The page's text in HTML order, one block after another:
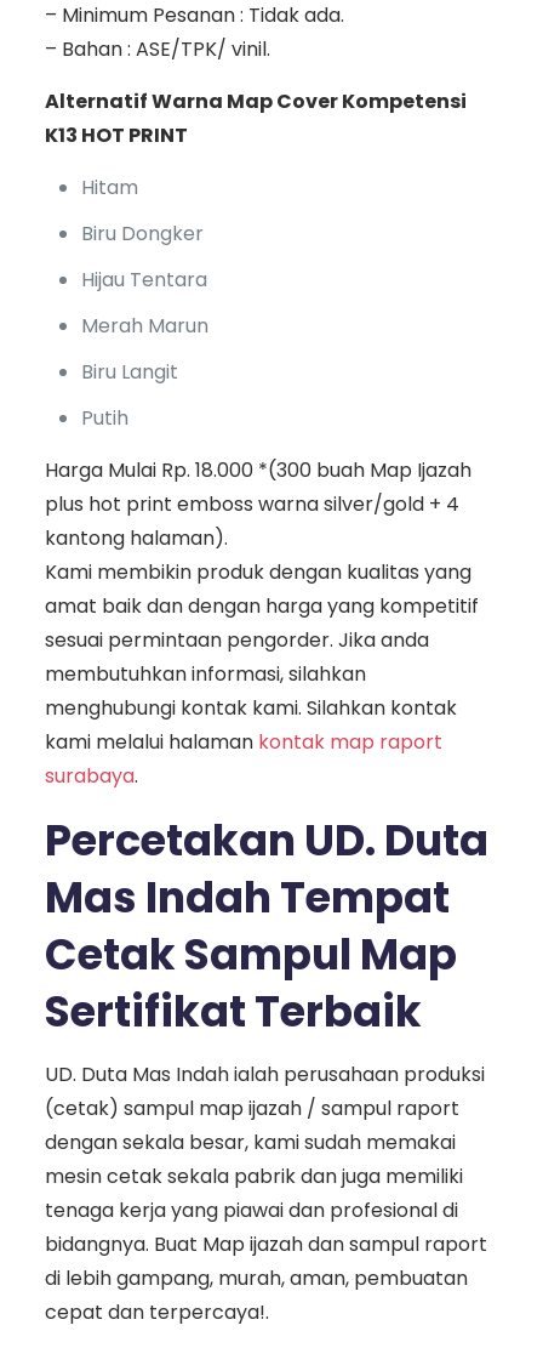
– Minimum Pesanan : Tidak ada.
– Bahan : ASE/TPK/ vinil.
Alternatif Warna Map Cover Kompetensi
K13 HOT PRINT
Hitam
Biru Dongker
Hijau Tentara
Merah Marun
Biru Langit
Putih
Harga Mulai Rp. 18.000 *(300 buah Map Ijazah
plus hot print emboss warna silver/gold + 4
kantong halaman).
Kami membikin produk dengan kualitas yang
amat baik dan dengan harga yang kompetitif
sesuai permintaan pengorder. Jika anda
membutuhkan informasi, silahkan
menghubungi kontak kami. Silahkan kontak
kami melalui halaman kontak map raport
surabaya.
Percetakan UD. Duta
Mas Indah Tempat
Cetak Sampul Map
Sertifikat Terbaik
UD. Duta Mas Indah ialah perusahaan produksi
(cetak) sampul map ijazah / sampul raport
dengan sekala besar, kami sudah memakai
mesin cetak sekala pabrik dan juga memiliki
tenaga kerja yang piawai dan profesional di
bidangnya. Buat Map ijazah dan sampul raport
di lebih gampang, murah, aman, pembuatan
cepat dan terpercaya!.